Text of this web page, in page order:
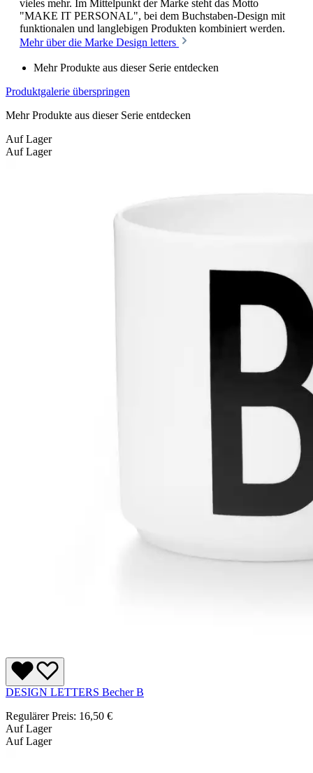
vieles mehr. Im Mittelpunkt der Marke steht das Motto
"MAKE IT PERSONAL", bei dem Buchstaben-Design mit
funktionalen und langlebigen Produkten kombiniert werden.
Mehr über die Marke Design letters
Mehr Produkte aus dieser Serie entdecken
Produktgalerie überspringen
Mehr Produkte aus dieser Serie entdecken
Auf Lager
Auf Lager
DESIGN LETTERS Becher B
Regulärer Preis: 16,50 €
Auf Lager
Auf Lager